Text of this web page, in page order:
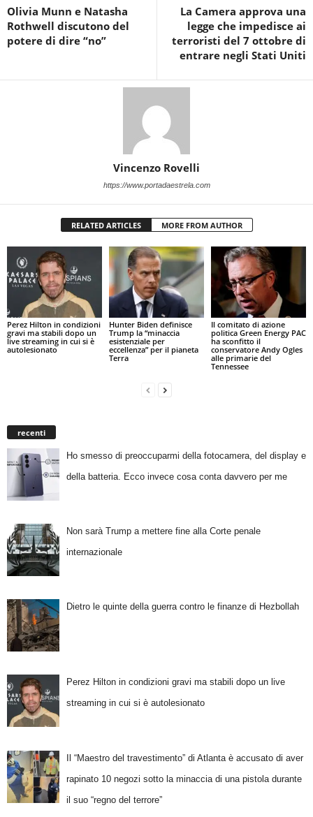
Olivia Munn e Natasha
Rothwell discutono del
potere di dire “no”
La Camera approva una
legge che impedisce ai
terroristi del 7 ottobre di
entrare negli Stati Uniti
Vincenzo Rovelli
https://www.portadaestrela.com
RELATED ARTICLES MORE FROM AUTHOR
Perez Hilton in condizioni
gravi ma stabili dopo un
live streaming in cui si è
autolesionato
Hunter Biden definisce
Trump la “minaccia
esistenziale per
eccellenza” per il pianeta
Terra
Il comitato di azione
politica Green Energy PAC
ha sconfitto il
conservatore Andy Ogles
alle primarie del
Tennessee
recenti
Ho smesso di preoccuparmi della fotocamera, del display e
della batteria. Ecco invece cosa conta davvero per me
Non sarà Trump a mettere fine alla Corte penale
internazionale
Dietro le quinte della guerra contro le finanze di Hezbollah
Perez Hilton in condizioni gravi ma stabili dopo un live
streaming in cui si è autolesionato
Il “Maestro del travestimento” di Atlanta è accusato di aver
rapinato 10 negozi sotto la minaccia di una pistola durante
il suo “regno del terrore”